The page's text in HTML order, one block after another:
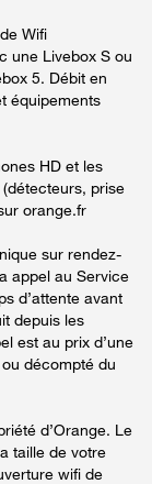
Wifi
une Livebox S ou
5. Débit en
équipements
HD et les
prise
orange.fr
sur rendez-
appel au Service
d’attente avant
depuis les
est au prix d’une
décompté du
d’Orange. Le
taille de votre
wifi de